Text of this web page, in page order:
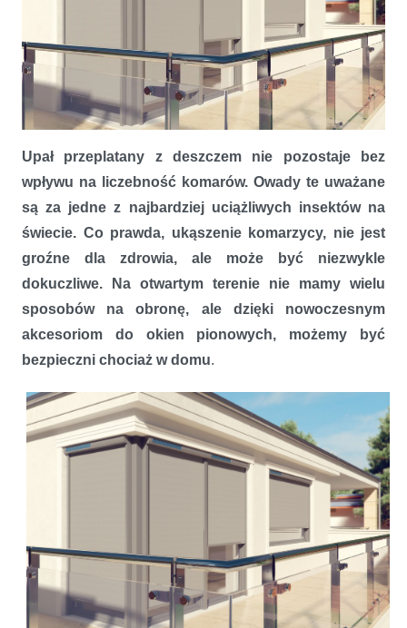
Stop intruzom
Upał przeplatany z deszczem nie pozostaje bez
wpływu na liczebność komarów. Owady te uważane
są za jedne z najbardziej uciążliwych insektów na
świecie. Co prawda, ukąszenie komarzycy, nie jest
groźne dla zdrowia, ale może być niezwykle
dokuczliwe. Na otwartym terenie nie mamy wielu
sposobów na obronę, ale dzięki nowoczesnym
akcesoriom do okien pionowych, możemy być
bezpieczni chociaż w domu.